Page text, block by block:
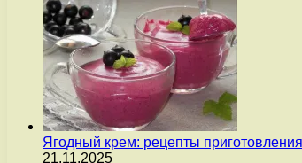
Ягодный крем: рецепты
21.11.2025